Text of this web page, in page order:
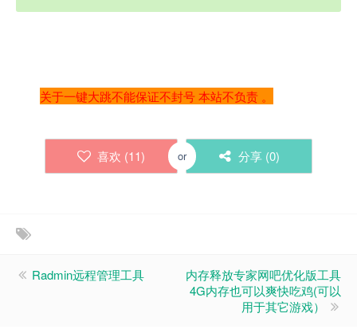
关于一键大跳不能保证不封号 本站不负责 。
喜欢 (11) or 分享 (0)
Radmin远程管理工具
内存释放专家网吧优化版工具
4G内存也可以爽快吃鸡(可以
用于其它游戏）